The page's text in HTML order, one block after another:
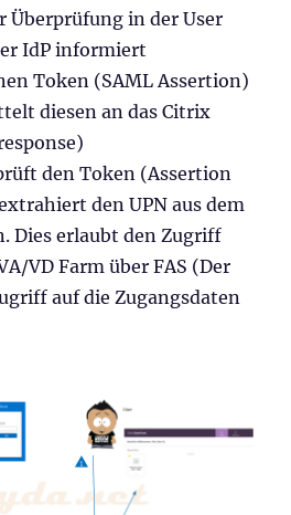
Überprüfung in der User
IdP informiert
Token (SAML Assertion)
diesen an das Citrix
den Token (Assertion
den UPN aus dem
Dies erlaubt den Zugriff
VD Farm über FAS (Der
auf die Zugangsdaten